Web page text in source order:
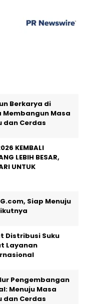
Berkarya di
Masa
dan Cerdas
KEMBALI
LEBIH BESAR,
UNTUK
Siap Menuju
Distribusi Suku
Layanan
Pengembangan
Menuju Masa
dan Cerdas